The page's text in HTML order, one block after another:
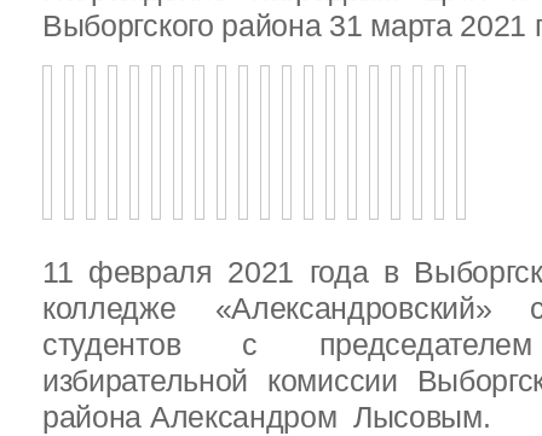
Выборгского района 31 марта 2021
11 февраля 2021 года в
колледже «Александровский»
студентов с председателем
избирательной комиссии
района Александром Лысовым.